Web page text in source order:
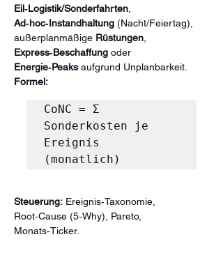
Eil‑Logistik/Sonderfahrten
Ad‑hoc‑Instandhaltung (Nacht/Feiertag),
außerplanmäßige Rüstungen
Express‑Beschaffung oder
Energie‑Peaks aufgrund Unplanbarkeit.
Formel:
CoNC = Σ
Sonderkosten je
Ereignis
Steuerung: Ereignis‑Taxonomie,
Root‑Cause (5‑Why), Pareto,
Monats‑Ticker.